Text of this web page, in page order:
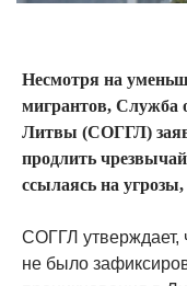
Несмотря на
мигрантов, Служба
Литвы (СОГГЛ)
продлить
ссылаясь на
СОГГЛ утверждает,
не было